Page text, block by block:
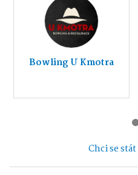
Bowling U Kmotra
Chci se